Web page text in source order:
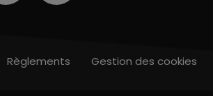
Règlements Gestion des cookies